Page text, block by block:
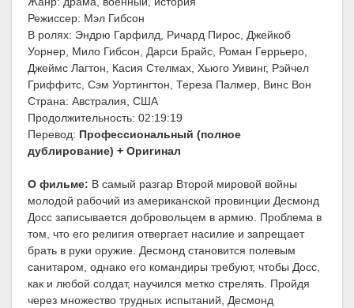
Режиссер: Мэл Гибсон
В ролях: Эндрю Гарфилд, Ричард Пирос, Джейкоб
Уорнер, Мило Гибсон, Дарси Брайс, Роман Геррьеро,
Джеймс Лагтон, Касия Стелмах, Хьюго Уивинг, Рэйчел
Гриффитс, Сэм Уортингтон, Тереза Палмер, Винс Вон
Страна: Австралия, США
Продолжительность: 02:19:19
Перевод: Профессиональный (полное
дублирование) + Оригинал
О фильме: В самый разгар Второй мировой войны
молодой рабочий из американской провинции Десмонд
Досс записывается добровольцем в армию. Проблема в
том, что его религия отвергает насилие и запрещает
брать в руки оружие. Десмонд становится полевым
санитаром, однако его командиры требуют, чтобы Досс,
как и любой солдат, научился метко стрелять. Пройдя
через множество трудных испытаний, Десмонд